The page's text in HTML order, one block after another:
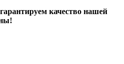
качество нашей